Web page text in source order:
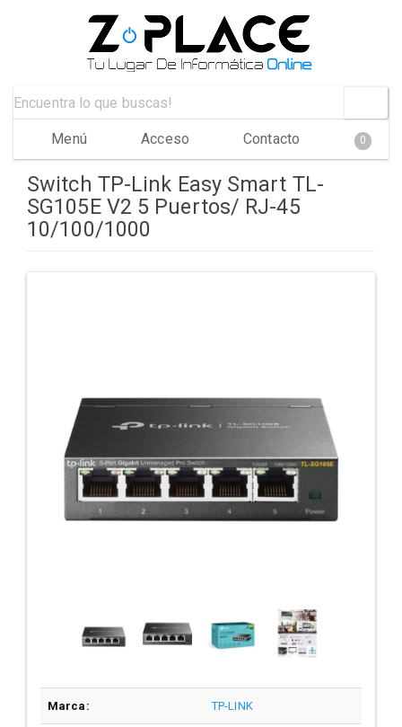
Menú Acceso Contacto 0
Switch TP-Link Easy Smart TL-
SG105E V2 5 Puertos/ RJ-45
10/100/1000
Marca: TP-LINK